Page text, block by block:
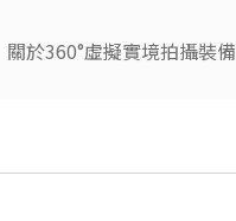
關於360°虛擬實境拍攝裝備